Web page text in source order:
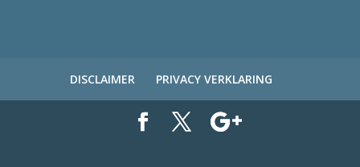
DISCLAIMER PRIVACY VERKLARING